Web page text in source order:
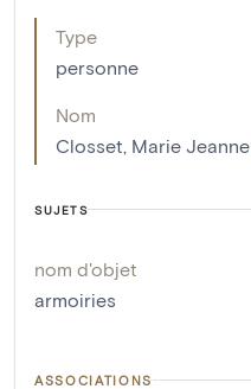
Type
personne
Nom
Closset, Marie Jeanne
SUJETS
nom d'objet
armoiries
ASSOCIATIONS